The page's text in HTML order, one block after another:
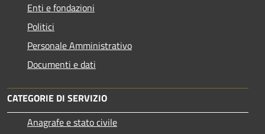
Enti e fondazioni
Politici
Personale Amministrativo
Documenti e dati
CATEGORIE DI SERVIZIO
Anagrafe e stato civile